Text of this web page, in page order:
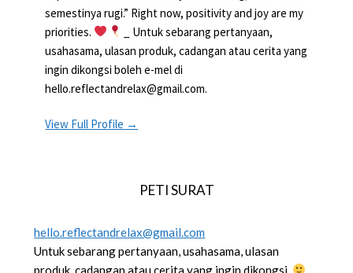
semestinya rugi.” Right now, positivity and joy are my
priorities.
_ Untuk sebarang pertanyaan,
usahasama, ulasan produk, cadangan atau cerita yang
ingin dikongsi boleh e-mel di
hello.reflectandrelax@gmail.com.
View Full Profile →
PETI SURAT
hello.reflectandrelax@gmail.com
Untuk sebarang pertanyaan, usahasama, ulasan
produk, cadangan atau cerita yang ingin dikongsi.